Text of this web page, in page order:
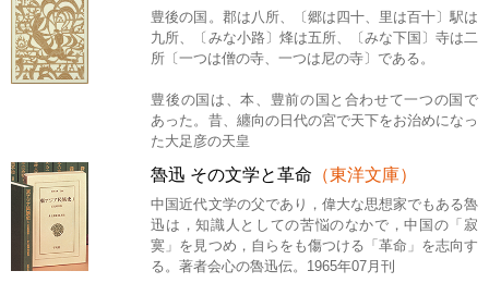
豊後の国。郡は八所、〔郷は四十、里は百十〕駅は
九所、〔みな小路〕烽は五所、〔みな下国〕寺は二
所〔一つは僧の寺、一つは尼の寺〕である。
豊後の国は、本、豊前の国と合わせて一つの国で
あった。昔、纏向の日代の宮で天下をお治めになっ
た大足彦の天皇
魯迅 その文学と革命 （東洋文庫）
中国近代文学の父であり，偉大な思想家でもある魯
迅は，知識人としての苦悩のなかで，中国の「寂
寞」を見つめ，自らをも傷つける「革命」を志向す
る。著者会心の魯迅伝。1965年07月刊